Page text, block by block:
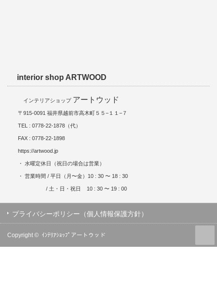
interior shop ARTWOOD
インテリアショップ アートウッド
〒915-0091 福井県越前市高木町５５−１１−７
TEL : 0778-22-1878（代）
FAX : 0778-22-1898
https://artwood.jp
・ 水曜定休日（祝日の場合は営業）
・ 営業時間 / 平日（月〜金）10 : 30 〜 18 : 30
/ 土・日・祝日 10 : 30 〜 19 : 00
プライバシーポリシー（個人情報保護方針）
Copyright © ｲﾝﾃﾘｱｼｮｯﾌﾟアートウッド